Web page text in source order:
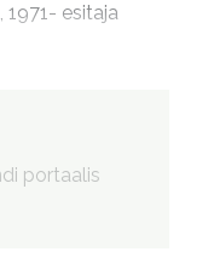
1971- esitaja
portaalis